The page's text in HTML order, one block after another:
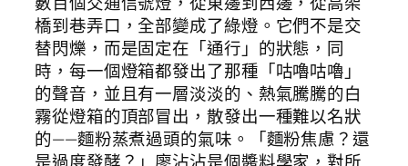
橋到巷弄口，全部變成了綠燈。它們不是交
替閃爍，而是固定在「通行」的狀態，同
時，每一個燈箱都發出了那種「咕嚕咕嚕」
的聲音，並且有一層淡淡的、熱氣騰騰的白
霧從燈箱的頂部冒出，散發出一種難以名狀
的——麵粉蒸煮過頭的氣味。「麵粉焦慮？還